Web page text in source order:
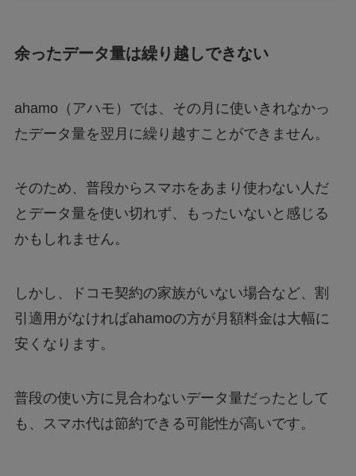
余ったデータ量は繰り越しできない
ahamo（アハモ）では、その月に使いきれなかっ
たデータ量を翌月に繰り越すことができません。
そのため、普段からスマホをあまり使わない人だ
とデータ量を使い切れず、もったいないと感じる
かもしれません。
しかし、ドコモ契約の家族がいない場合など、割
引適用がなければahamoの方が月額料金は大幅に
安くなります。
普段の使い方に見合わないデータ量だったとして
も、スマホ代は節約できる可能性が高いです。